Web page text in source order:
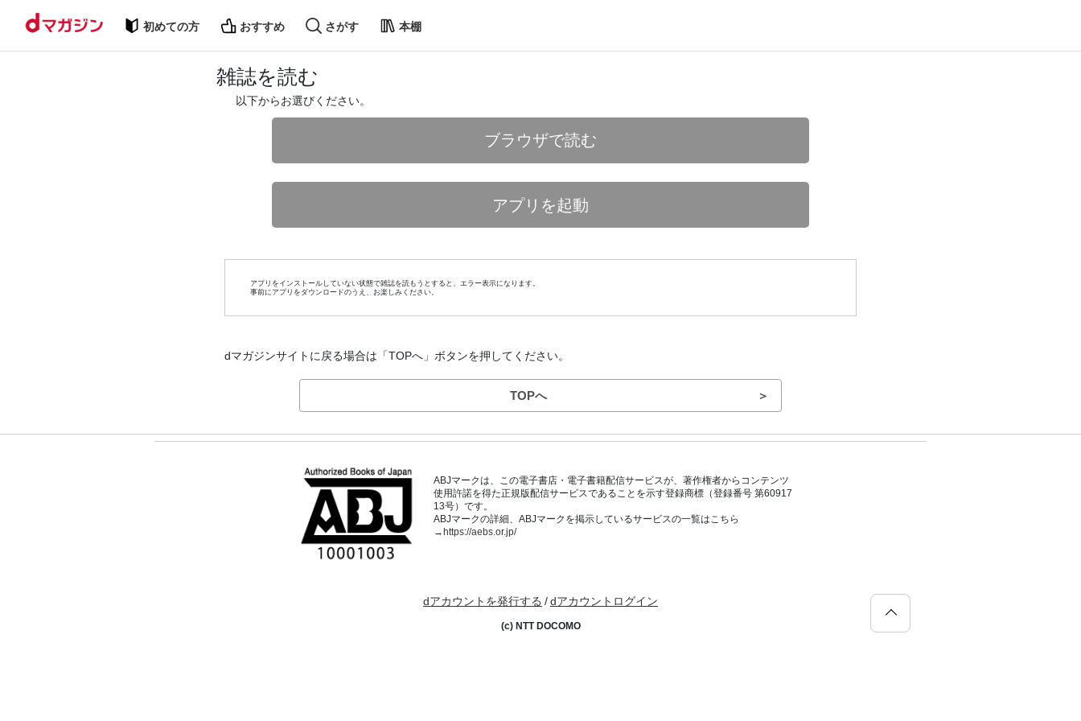
初めての方 おすすめ さがす 本棚
雑誌を読む
以下からお選びください。
ブラウザで読む
アプリを起動
アプリをインストールしていない状態で雑誌を読もうとすると、エラー表示になります。
事前にアプリをダウンロードのうえ、お楽しみください。
dマガジンサイトに戻る場合は「TOPへ」ボタンを押してください。
TOPへ ＞
ABJマークは、この電子書店・電子書籍配信サービスが、著作権者からコンテンツ
使用許諾を得た正規版配信サービスであることを示す登録商標（登録番号 第60917
13号）です。
ABJマークの詳細、ABJマークを掲示しているサービスの一覧はこちら
→https://aebs.or.jp/
dアカウントを発行する /dアカウントログイン
(c) NTT DOCOMO